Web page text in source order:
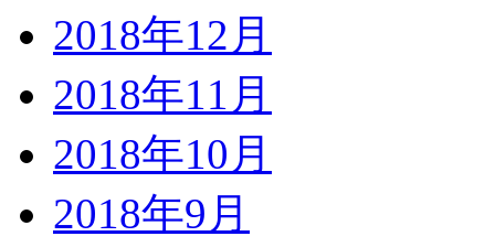
2018年12月
2018年11月
2018年10月
2018年9月